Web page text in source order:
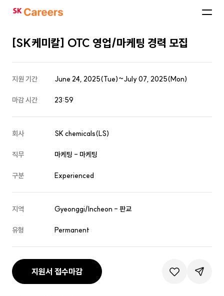
SK
[SK케미칼] OTC 영업/마케팅 경력 모집
지원 기간 June 24, 2025(Tue)~July 07, 2025(Mon)
마감 시간 23:59
회사 SK chemicals(LS)
직무 마케팅 - 마케팅
구분 Experienced
지역 Gyeonggi/Incheon - 판교
유형 Permanent
지원서 접수마감 관심공고등록
공유하